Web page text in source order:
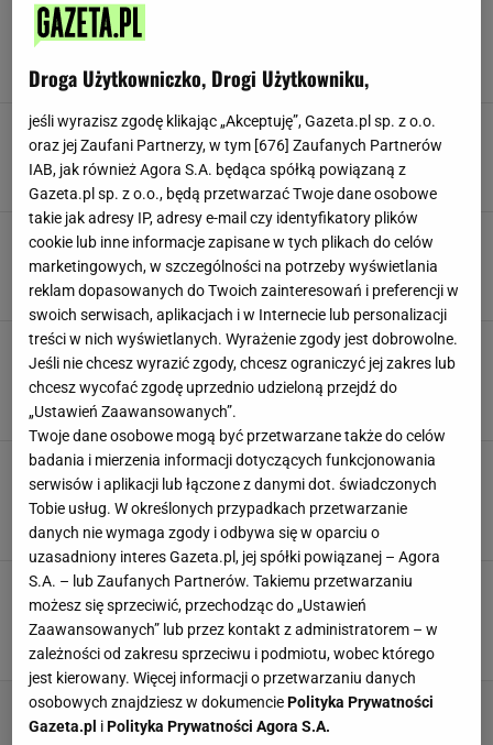
idealnie puszyste i delikatne jak chmurka
To najgorszy błąd. Przez to kluski leniwe
wychodzą twarde jak stary laczek
KLUSKI KLUSKI LENIWE LENIWE
Pierogi leniwe jak u babci. Jaki twaróg wybrać?
Jednego unikaj jak ognia
DANIA OBIADOWE KLUSKI LENIWE KUCHNIA POLSKA
Jak zrobić najlepsze kluski leniwe? Użyj tego
twarogu, a babcia z dumą poklepie cię po
plecach
DANIA OBIADOWE KLUSKI
Mój mąż nie chciał tknąć klusków leniwych
przez twaróg. Zamieniłam go na coś innego.
Twaróg, nie męża
KLUSKI LENIWE MASCARPONE PRZEPISY KULINARNE
Kluski leniwe bez twarogu - da się? Da się. W
opcji dla leniwych można wszystko. I tak będą
pyszne
KLUSKI KLUSKI LENIWE PIEROGI LENIWE
Droga Użytkowniczko, Drogi Użytkowniku,
jeśli wyrazisz zgodę klikając „Akceptuję”, Gazeta.pl sp. z o.o.
oraz jej Zaufani Partnerzy, w tym [676] Zaufanych Partnerów
IAB, jak również Agora S.A. będąca spółką powiązaną z
Gazeta.pl sp. z o.o., będą przetwarzać Twoje dane osobowe
takie jak adresy IP, adresy e-mail czy identyfikatory plików
cookie lub inne informacje zapisane w tych plikach do celów
marketingowych, w szczególności na potrzeby wyświetlania
reklam dopasowanych do Twoich zainteresowań i preferencji w
swoich serwisach, aplikacjach i w Internecie lub personalizacji
treści w nich wyświetlanych. Wyrażenie zgody jest dobrowolne.
Jeśli nie chcesz wyrazić zgody, chcesz ograniczyć jej zakres lub
chcesz wycofać zgodę uprzednio udzieloną przejdź do
„Ustawień Zaawansowanych”.
Twoje dane osobowe mogą być przetwarzane także do celów
badania i mierzenia informacji dotyczących funkcjonowania
serwisów i aplikacji lub łączone z danymi dot. świadczonych
Tobie usług. W określonych przypadkach przetwarzanie
danych nie wymaga zgody i odbywa się w oparciu o
uzasadniony interes Gazeta.pl, jej spółki powiązanej – Agora
S.A. – lub Zaufanych Partnerów. Takiemu przetwarzaniu
możesz się sprzeciwić, przechodząc do „Ustawień
Zaawansowanych” lub przez kontakt z administratorem – w
zależności od zakresu sprzeciwu i podmiotu, wobec którego
jest kierowany. Więcej informacji o przetwarzaniu danych
osobowych znajdziesz w dokumenciePolityka Prywatności
Gazeta.pl iPolityka Prywatności Agora S.A.